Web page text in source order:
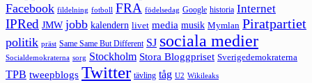
Facebook fildelning fotboll FRA födelsedag Google historia Internet
IPRed JMW jobb kalendern livet media musik Mymlan Piratpartiet
politik präst Same Same But Different SJ sociala medier
Socialdemokraterna sorg Stockholm Stora Bloggpriset Sverigedemokraterna
TPB tweepblogs Twitter tävling tåg U2 Wikileaks